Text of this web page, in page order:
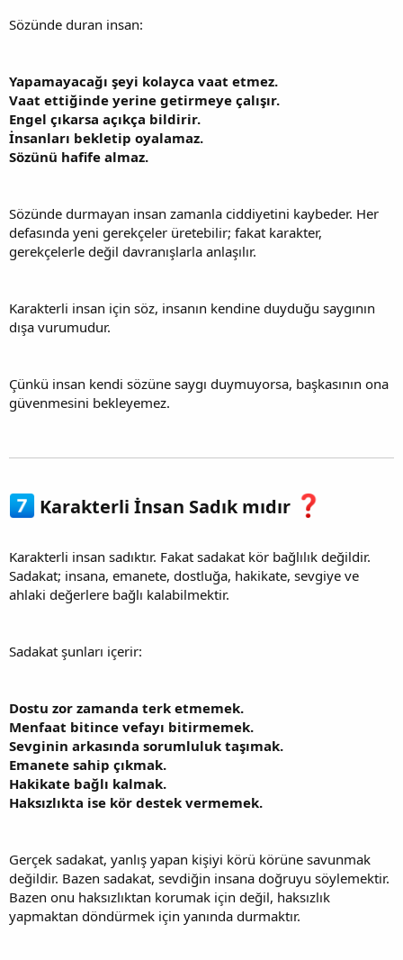
Sözünde duran insan:
Yapamayacağı şeyi kolayca vaat etmez.
Vaat ettiğinde yerine getirmeye çalışır.
Engel çıkarsa açıkça bildirir.
İnsanları bekletip oyalamaz.
Sözünü hafife almaz.
Sözünde durmayan insan zamanla ciddiyetini kaybeder. Her
defasında yeni gerekçeler üretebilir; fakat karakter,
gerekçelerle değil davranışlarla anlaşılır.
Karakterli insan için söz, insanın kendine duyduğu saygının
dışa vurumudur.
Çünkü insan kendi sözüne saygı duymuyorsa, başkasının ona
güvenmesini bekleyemez.
Karakterli İnsan Sadık mıdır
Karakterli insan sadıktır. Fakat sadakat kör bağlılık değildir.
Sadakat; insana, emanete, dostluğa, hakikate, sevgiye ve
ahlaki değerlere bağlı kalabilmektir.
Sadakat şunları içerir:
Dostu zor zamanda terk etmemek.
Menfaat bitince vefayı bitirmemek.
Sevginin arkasında sorumluluk taşımak.
Emanete sahip çıkmak.
Hakikate bağlı kalmak.
Haksızlıkta ise kör destek vermemek.
Gerçek sadakat, yanlış yapan kişiyi körü körüne savunmak
değildir. Bazen sadakat, sevdiğin insana doğruyu söylemektir.
Bazen onu haksızlıktan korumak için değil, haksızlık
yapmaktan döndürmek için yanında durmaktır.